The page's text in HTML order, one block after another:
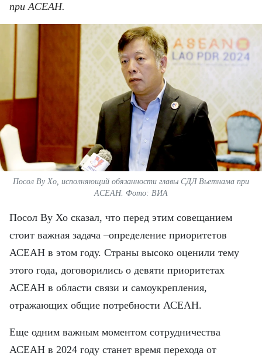
В МИРЕ
ВСТРЕЧИ - ДИАЛОГИ
ДОСЬЕ И МАТЕРИАЛЫ
О ГАЗЕТЕ «НЯНЗАН»
TIẾNG VIỆT
ENGLISH
FRANÇAIS
при АСЕАН.
Посол Ву Хо, исполняющий обязанности главы СДЛ Вьетнама при
АСЕАН. Фото: ВИА
Посол Ву Хо сказал, что перед этим совещанием
стоит важная задача –определение приоритетов
АСЕАН в этом году. Страны высоко оценили тему
этого года, договорились о девяти приоритетах
АСЕАН в области связи и самоукрепления,
отражающих общие потребности АСЕАН.
Еще одним важным моментом сотрудничества
АСЕАН в 2024 году станет время перехода от